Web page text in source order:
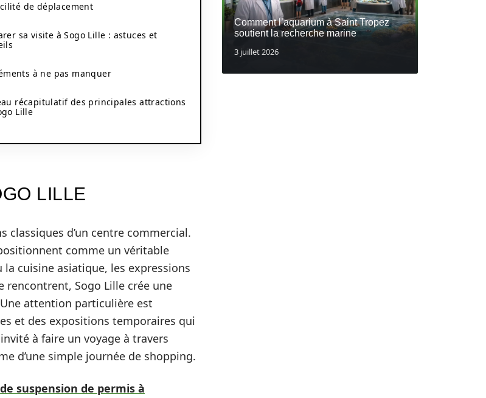
de déplacement
sa visite à Sogo Lille : astuces et
à ne pas manquer
récapitulatif des principales attractions
Lille
LILLE
classiques d’un centre commercial.
comme un véritable
cuisine asiatique, les expressions
rencontrent, Sogo Lille crée une
attention particulière est
et des expositions temporaires qui
à faire un voyage à travers
d’une simple journée de shopping.
suspension de permis à
Comment l’aquarium à Saint Tropez
soutient la recherche marine
3 juillet 2026